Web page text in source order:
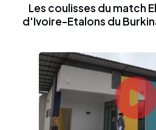
Les coulisses du match
d'Ivoire-Etalons du